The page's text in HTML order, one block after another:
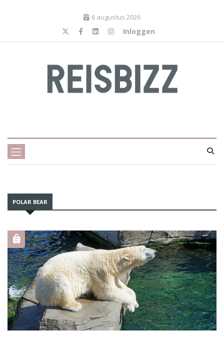
6 augustus 2026
Inloggen
POLAR BEAR